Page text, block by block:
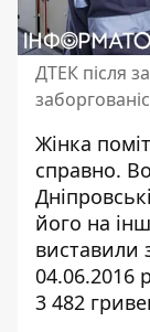
ДТЕК після
Жінка
справно.
його на
виставили
04.06.2016
3 482